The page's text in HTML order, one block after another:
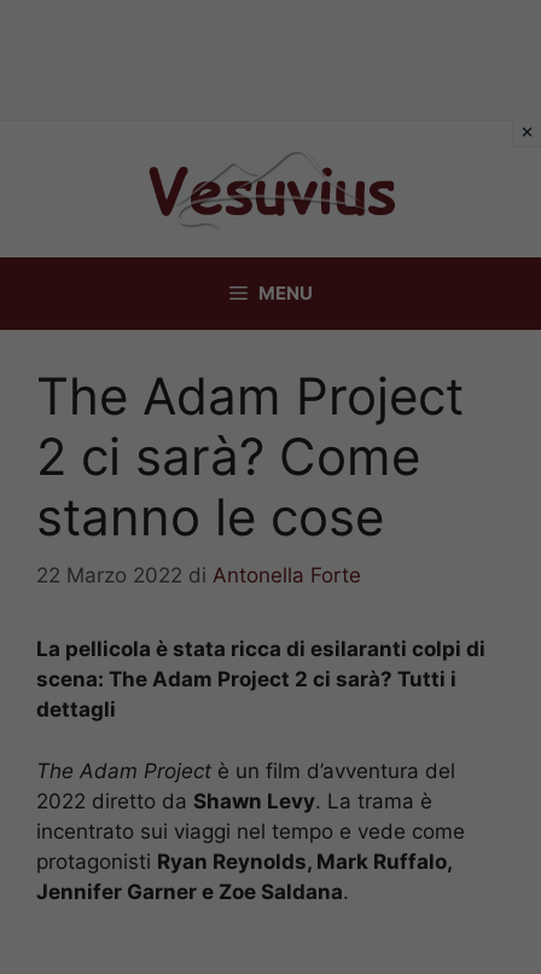
MENU
The Adam Project
2 ci sarà? Come
stanno le cose
22 Marzo 2022 di Antonella Forte
La pellicola è stata ricca di esilaranti colpi di
scena: The Adam Project 2 ci sarà? Tutti i
dettagli
The Adam Project è un film d’avventura del
2022 diretto da Shawn Levy. La trama è
incentrato sui viaggi nel tempo e vede come
protagonisti Ryan Reynolds, Mark Ruffalo,
Jennifer Garner e Zoe Saldana.